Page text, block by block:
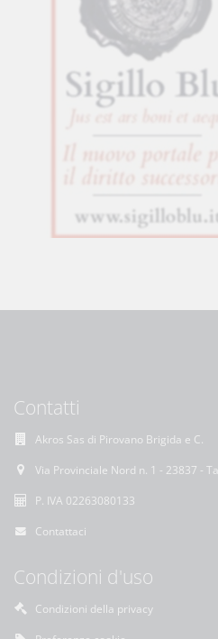
Contatti
Akros Sas di Pirovano Brigida e C.
Via Provinciale Nord n. 1 - 23837 -
P. IVA 02263080133
Contattaci
Condizioni d'uso
Condizioni della privacy